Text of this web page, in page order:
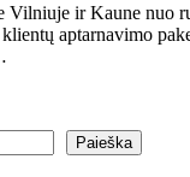
Vilniuje ir Kaune nuo
aptarnavimo
Paieška